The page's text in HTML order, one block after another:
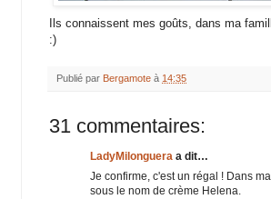
Ils connaissent mes goûts, dans ma
:)
Publié par Bergamote à 14:35
31 commentaires:
LadyMilonguera a dit…
Je confirme, c'est un régal ! Dans
sous le nom de crème Helena.